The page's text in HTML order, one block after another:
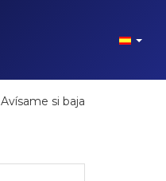
Avísame si baja